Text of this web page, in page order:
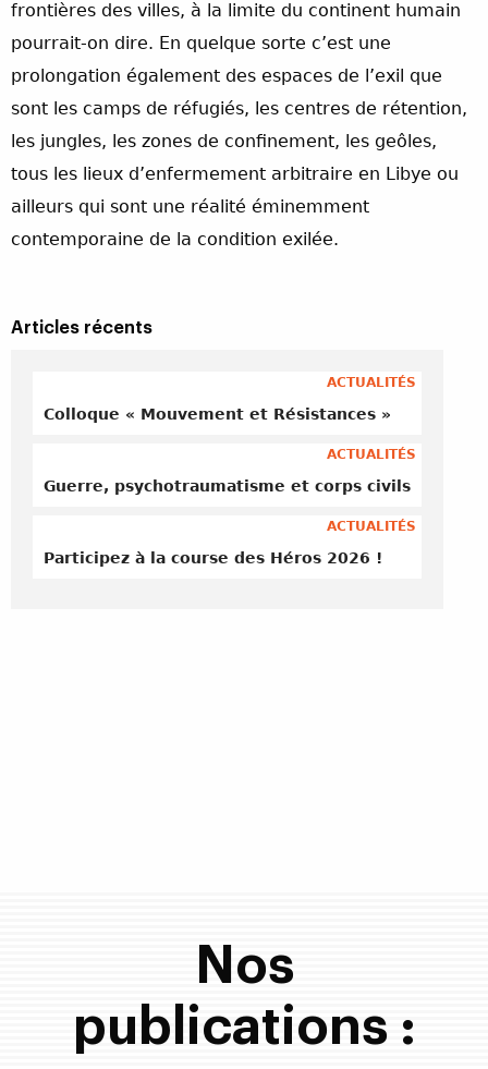
frontières des villes, à la limite du continent humain
pourrait-on dire. En quelque sorte c’est une
prolongation également des espaces de l’exil que
sont les camps de réfugiés, les centres de rétention,
les jungles, les zones de confinement, les geôles,
tous les lieux d’enfermement arbitraire en Libye ou
ailleurs qui sont une réalité éminemment
contemporaine de la condition exilée.
Articles récents
ACTUALITÉS
Colloque « Mouvement et Résistances »
ACTUALITÉS
Guerre, psychotraumatisme et corps civils
ACTUALITÉS
Participez à la course des Héros 2026 !
Nos
publications :